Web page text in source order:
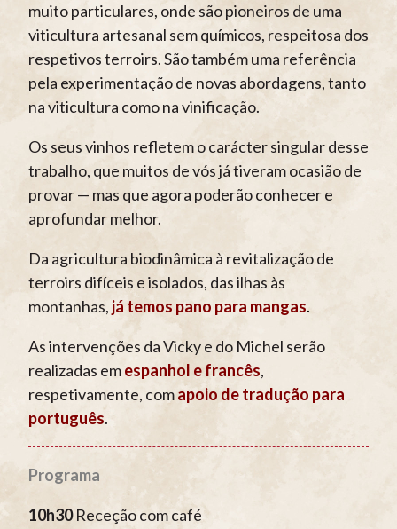
muito particulares, onde são pioneiros de uma
viticultura artesanal sem químicos, respeitosa dos
respetivos terroirs. São também uma referência
pela experimentação de novas abordagens, tanto
na viticultura como na vinificação.
Os seus vinhos refletem o carácter singular desse
trabalho, que muitos de vós já tiveram ocasião de
provar — mas que agora poderão conhecer e
aprofundar melhor.
Da agricultura biodinâmica à revitalização de
terroirs difíceis e isolados, das ilhas às
montanhas, já temos pano para mangas.
As intervenções da Vicky e do Michel serão
realizadas emespanhol e francês,
respetivamente, comapoio de tradução para
português.
Programa
10h30Receção com café